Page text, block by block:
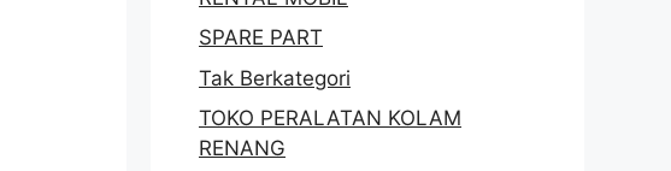
SPARE PART
Tak Berkategori
TOKO PERALATAN KOLAM
RENANG